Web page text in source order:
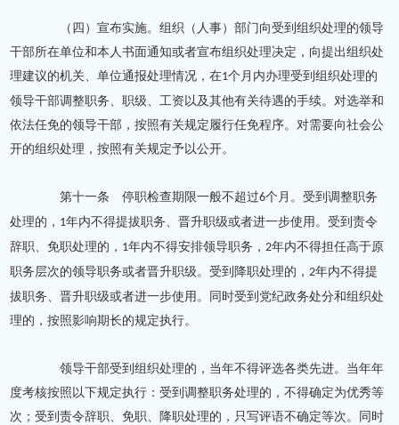
（四）宣布实施。组织（人事）部门向受到组织处理的领导
干部所在单位和本人书面通知或者宣布组织处理决定，向提出组织处
理建议的机关、单位通报处理情况，在1个月内办理受到组织处理的
领导干部调整职务、职级、工资以及其他有关待遇的手续。对选举和
依法任免的领导干部，按照有关规定履行任免程序。对需要向社会公
开的组织处理，按照有关规定予以公开。
第十一条 停职检查期限一般不超过6个月。受到调整职务
处理的， 1年内不得提拔职务、晋升职级或者进一步使用。受到责令
辞职、免职处理的， 1年内不得安排领导职务，2年内不得担任高于原
职务层次的领导职务或者晋升职级。受到降职处理的，2年内不得提
拔职务、晋升职级或者进一步使用。同时受到党纪政务处分和组织处
理的，按照影响期长的规定执行。
领导干部受到组织处理的，当年不得评选各类先进。当年年
度考核按照以下规定执行：受到调整职务处理的，不得确定为优秀等
次；受到责令辞职、免职、降职处理的，只写评语不确定等次。同时